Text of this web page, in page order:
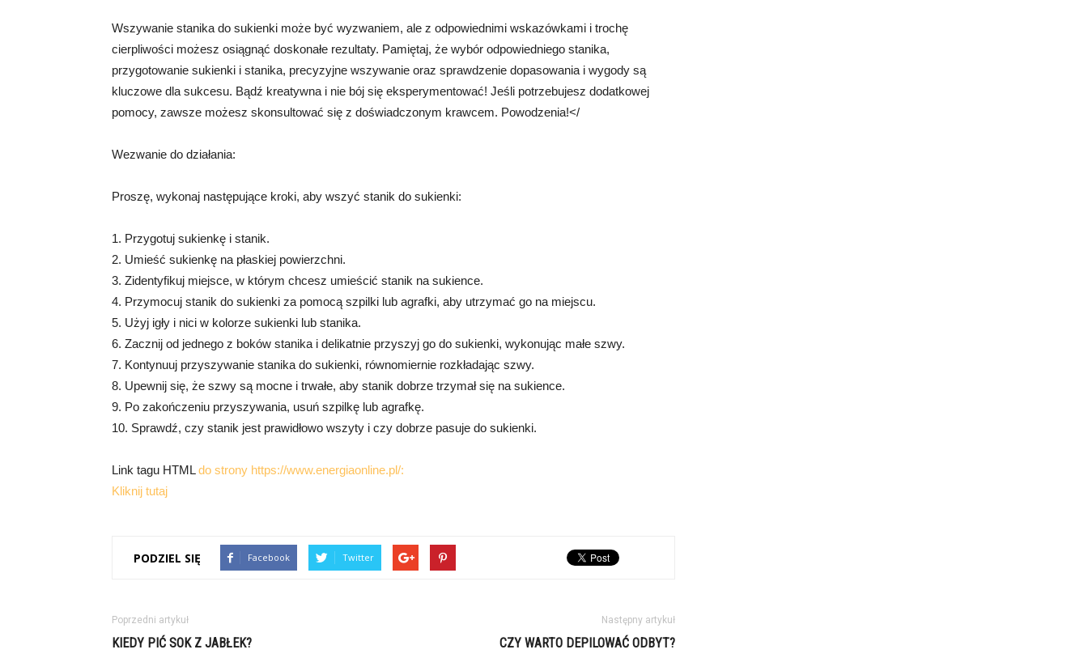
Wszywanie stanika do sukienki może być wyzwaniem, ale z odpowiednimi wskazówkami i trochę
cierpliwości możesz osiągnąć doskonałe rezultaty. Pamiętaj, że wybór odpowiedniego stanika,
przygotowanie sukienki i stanika, precyzyjne wszywanie oraz sprawdzenie dopasowania i wygody są
kluczowe dla sukcesu. Bądź kreatywna i nie bój się eksperymentować! Jeśli potrzebujesz dodatkowej
pomocy, zawsze możesz skonsultować się z doświadczonym krawcem. Powodzenia!</
Wezwanie do działania:
Proszę, wykonaj następujące kroki, aby wszyć stanik do sukienki:
1. Przygotuj sukienkę i stanik.
2. Umieść sukienkę na płaskiej powierzchni.
3. Zidentyfikuj miejsce, w którym chcesz umieścić stanik na sukience.
4. Przymocuj stanik do sukienki za pomocą szpilki lub agrafki, aby utrzymać go na miejscu.
5. Użyj igły i nici w kolorze sukienki lub stanika.
6. Zacznij od jednego z boków stanika i delikatnie przyszyj go do sukienki, wykonując małe szwy.
7. Kontynuuj przyszywanie stanika do sukienki, równomiernie rozkładając szwy.
8. Upewnij się, że szwy są mocne i trwałe, aby stanik dobrze trzymał się na sukience.
9. Po zakończeniu przyszywania, usuń szpilkę lub agrafkę.
10. Sprawdź, czy stanik jest prawidłowo wszyty i czy dobrze pasuje do sukienki.
Link tagu HTMLdo strony https://www.energiaonline.pl/:
Kliknij tutaj
PODZIEL SIĘ Facebook Twitter
Poprzedni artykuł
KIEDY PIĆ SOK Z JABŁEK?
Następny artykuł
CZY WARTO DEPILOWAĆ ODBYT?